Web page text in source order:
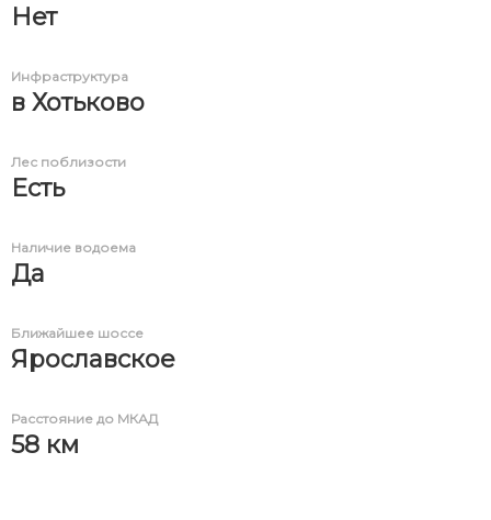
Нет
Инфраструктура
в Хотьково
Лес поблизости
Есть
Наличие водоема
Да
Ближайшее шоссе
Ярославское
Расстояние до МКАД
58 км